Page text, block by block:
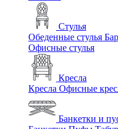
Стулья
Обеденные стулья
Офисные стулья
Кресла
Кресла Офисные
Банкетки и